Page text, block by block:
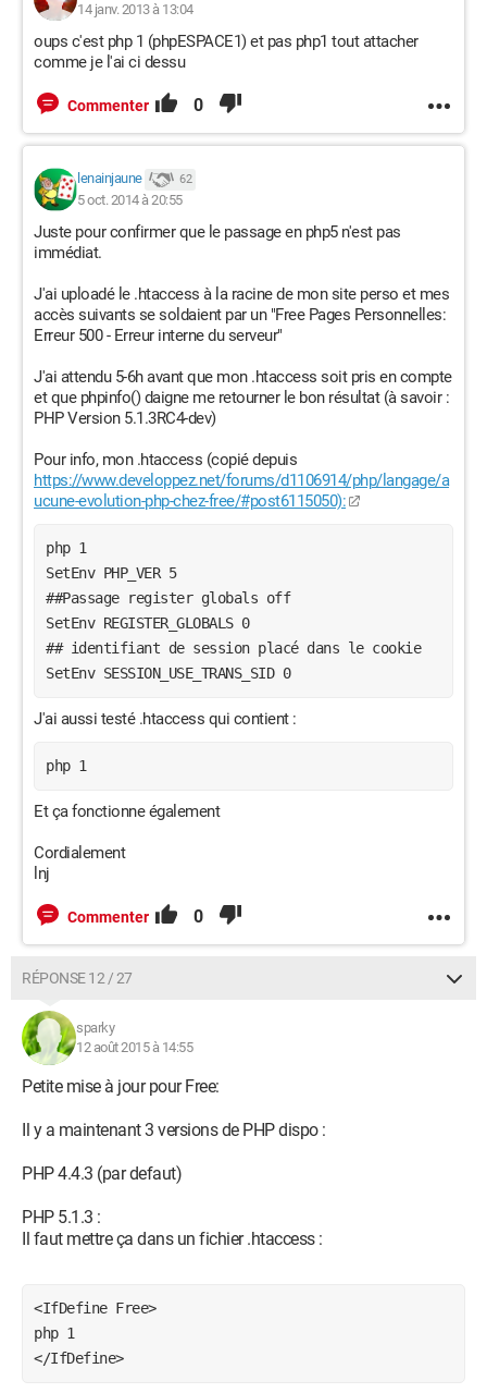
14 janv. 2013 à 13:04
oups c'est php 1 (phpESPACE1) et pas php1 tout attacher
comme je l'ai ci dessu
Commenter 0
lenainjaune 62
5 oct. 2014 à 20:55
Juste pour confirmer que le passage en php5 n'est pas
immédiat.
J'ai uploadé le .htaccess à la racine de mon site perso et mes
accès suivants se soldaient par un "Free Pages Personnelles:
Erreur 500 - Erreur interne du serveur"
J'ai attendu 5-6h avant que mon .htaccess soit pris en compte
et que phpinfo() daigne me retourner le bon résultat (à savoir :
PHP Version 5.1.3RC4-dev)
Pour info, mon .htaccess (copié depuis
https://www.developpez.net/forums/d1106914/php/langage/a
ucune-evolution-php-chez-free/#post6115050):
php 1
SetEnv PHP_VER 5
##Passage register globals off
SetEnv REGISTER_GLOBALS 0
## identifiant de session placé dans le cookie
SetEnv SESSION_USE_TRANS_SID 0
J'ai aussi testé .htaccess qui contient :
php 1
Et ça fonctionne également
Cordialement
lnj
Commenter 0
RÉPONSE 12 / 27
sparky
12 août 2015 à 14:55
Petite mise à jour pour Free:
Il y a maintenant 3 versions de PHP dispo :
PHP 4.4.3 (par defaut)
PHP 5.1.3 :
Il faut mettre ça dans un fichier .htaccess :
<IfDefine Free>
php 1
</IfDefine>